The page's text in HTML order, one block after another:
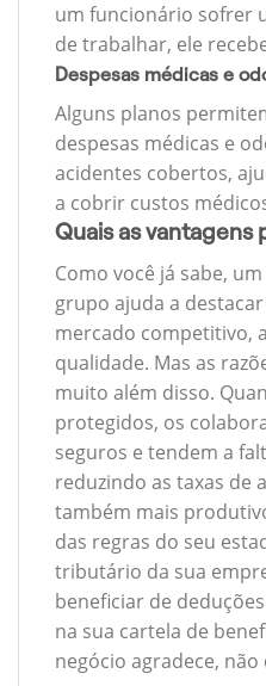
um funcionário sofrer
de trabalhar, ele
Despesas médicas e
Alguns planos
despesas médicas e
acidentes cobertos,
a cobrir custos
Quais as vantagens
Como você já sabe,
grupo ajuda a
mercado competitivo,
qualidade. Mas as
muito além disso.
protegidos, os
seguros e tendem a
reduzindo as taxas de
também mais
das regras do seu
tributário da sua
beneficiar de
na sua cartela de
negócio agradece, não